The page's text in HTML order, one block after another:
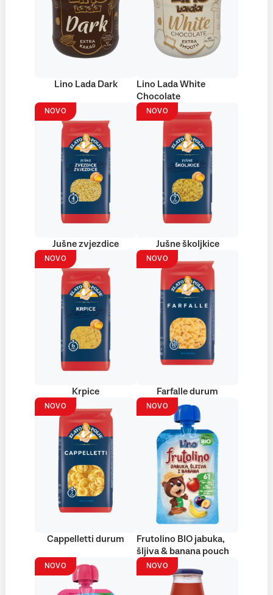
Lino Lada Dark
Lino Lada White
Chocolate
NOVO
Jušne zvjezdice
NOVO
Jušne školjkice
NOVO
Krpice
NOVO
Farfalle durum
NOVO
Cappelletti durum
NOVO
Frutolino BIO jabuka,
šljiva & banana pouch
NOVO NOVO